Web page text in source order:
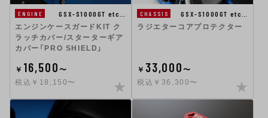
ENGINE
GSX-S1000GT etc…
エンジンケースガードKIT ク
ラッチカバー/スターターギア
カバー「PRO SHIELD」
￥ 16,500〜
税込￥18,150〜
CHASSIS
GSX-S1000GT etc…
ラジエターコアプロテクター
￥ 33,000〜
税込￥36,300〜